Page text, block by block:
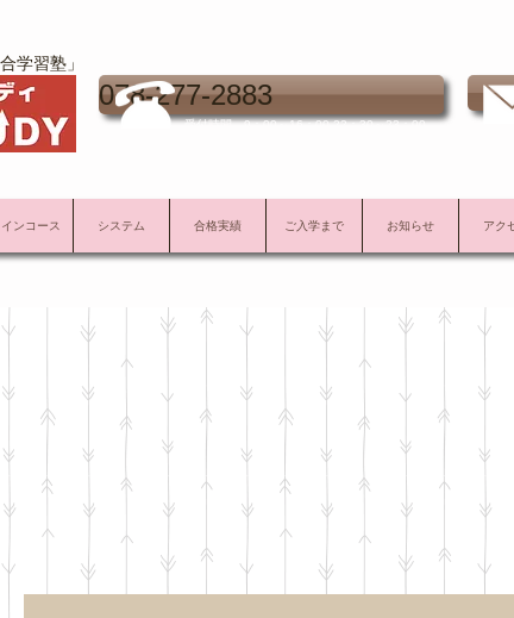
学習塾」
078-277-2883
受付時間 9：00～16：00 22：30～23：00
ンコース システム 合格実績 ご入学まで お知らせ アク